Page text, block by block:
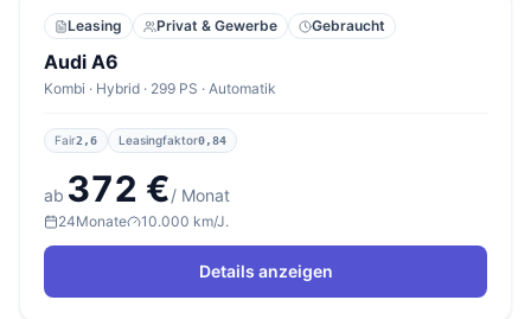
Leasing Privat & Gewerbe Gebraucht
Audi A6
Kombi · Hybrid · 299 PS · Automatik
Fair2,6 Leasingfaktor0,84
ab 372 €/ Monat
24Monate 10.000 km/J.
Details anzeigen